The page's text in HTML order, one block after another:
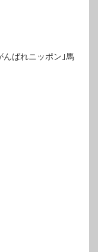
んばれニッポン｣馬